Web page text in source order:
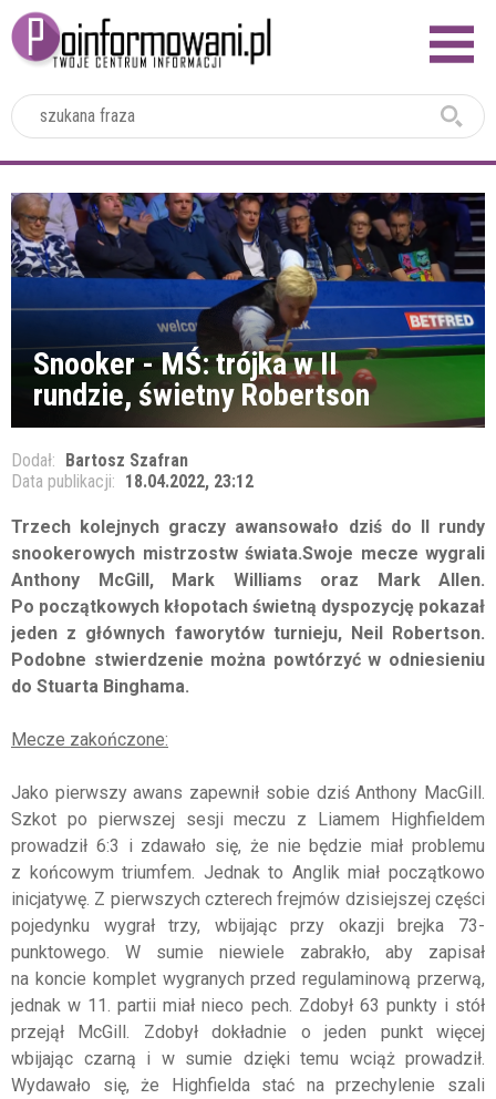
Snooker - MŚ: trójka w II
rundzie, świetny Robertson
Dodał: Bartosz Szafran
Data publikacji: 18.04.2022, 23:12
Trzech kolejnych graczy awansowało dziś do II rundy
snookerowych mistrzostw świata.Swoje mecze wygrali
Anthony McGill, Mark Williams oraz Mark Allen.
Po początkowych kłopotach świetną dyspozycję pokazał
jeden z głównych faworytów turnieju, Neil Robertson.
Podobne stwierdzenie można powtórzyć w odniesieniu
do Stuarta Binghama.
Mecze zakończone:
Jako pierwszy awans zapewnił sobie dziś Anthony MacGill.
Szkot po pierwszej sesji meczu z Liamem Highfieldem
prowadził 6:3 i zdawało się, że nie będzie miał problemu
z końcowym triumfem. Jednak to Anglik miał początkowo
inicjatywę. Z pierwszych czterech frejmów dzisiejszej części
pojedynku wygrał trzy, wbijając przy okazji brejka 73-
punktowego. W sumie niewiele zabrakło, aby zapisał
na koncie komplet wygranych przed regulaminową przerwą,
jednak w 11. partii miał nieco pech. Zdobył 63 punkty i stół
przejął McGill. Zdobył dokładnie o jeden punkt więcej
wbijając czarną i w sumie dzięki temu wciąż prowadził.
Wydawało się, że Highfielda stać na przechylenie szali